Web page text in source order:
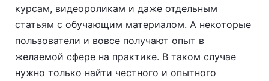
курсам, видеороликам и даже отдельным
статьям с обучающим материалом. А некоторые
пользователи и вовсе получают опыт в
желаемой сфере на практике. В таком случае
нужно только найти честного и опытного